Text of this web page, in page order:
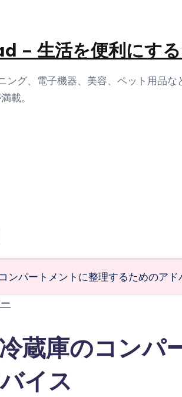
生活を便利にす
ング、電子機器、美容、ペット用品
載。
ンパートメントに整理するためのアド
蔵庫のコンパ
イス